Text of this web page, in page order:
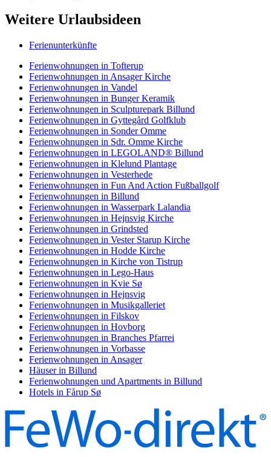
Weitere Urlaubsideen
Ferienunterkünfte
Ferienwohnungen in Tofterup
Ferienwohnungen in Ansager Kirche
Ferienwohnungen in Vandel
Ferienwohnungen in Bunger Keramik
Ferienwohnungen in Sculpturepark Billund
Ferienwohnungen in Gyttegård Golfklub
Ferienwohnungen in Sonder Omme
Ferienwohnungen in Sdr. Omme Kirche
Ferienwohnungen in LEGOLAND® Billund
Ferienwohnungen in Klelund Plantage
Ferienwohnungen in Vesterhede
Ferienwohnungen in Fun And Action Fußballgolf
Ferienwohnungen in Billund
Ferienwohnungen in Wasserpark Lalandia
Ferienwohnungen in Hejnsvig Kirche
Ferienwohnungen in Grindsted
Ferienwohnungen in Vester Starup Kirche
Ferienwohnungen in Hodde Kirche
Ferienwohnungen in Kirche von Tistrup
Ferienwohnungen in Lego-Haus
Ferienwohnungen in Kvie Sø
Ferienwohnungen in Hejnsvig
Ferienwohnungen in Musikgalleriet
Ferienwohnungen in Filskov
Ferienwohnungen in Hovborg
Ferienwohnungen in Branches Pfarrei
Ferienwohnungen in Vorbasse
Ferienwohnungen in Ansager
Häuser in Billund
Ferienwohnungen und Apartments in Billund
Hotels in Fårup Sø